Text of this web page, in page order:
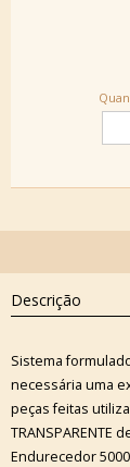
Descrição
Sistema
necessária uma
peças feitas
TRANSPARENTE
Endurecedor